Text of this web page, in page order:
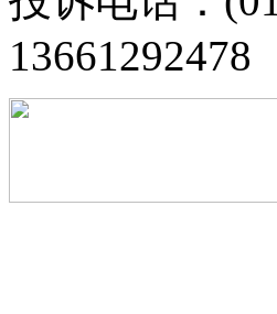
13661292478